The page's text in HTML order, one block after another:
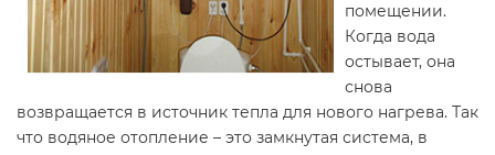
помещении.
Когда вода
остывает, она
снова
возвращается в источник тепла для нового нагрева. Так
что водяное отопление – это замкнутая система, в